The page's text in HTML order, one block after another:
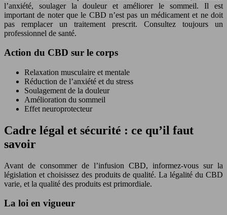
l’anxiété, soulager la douleur et améliorer le sommeil. Il est
important de noter que le CBD n’est pas un médicament et ne doit
pas remplacer un traitement prescrit. Consultez toujours un
professionnel de santé.
Action du CBD sur le corps
Relaxation musculaire et mentale
Réduction de l’anxiété et du stress
Soulagement de la douleur
Amélioration du sommeil
Effet neuroprotecteur
Cadre légal et sécurité : ce qu’il faut
savoir
Avant de consommer de l’infusion CBD, informez-vous sur la
législation et choisissez des produits de qualité. La légalité du CBD
varie, et la qualité des produits est primordiale.
La loi en vigueur